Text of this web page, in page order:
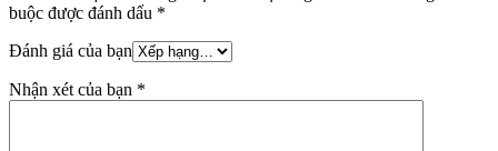
buộc được đánh dấu *
Đánh giá của bạn
Nhận xét của bạn *